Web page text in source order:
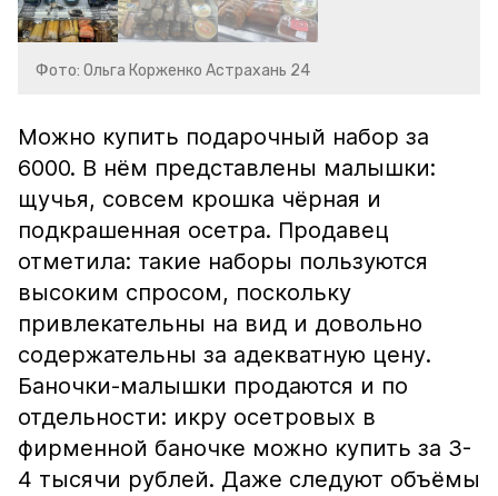
Фото: Ольга Корженко Астрахань 24
Можно купить подарочный набор за
6000. В нём представлены малышки:
щучья, совсем крошка чёрная и
подкрашенная осетра. Продавец
отметила: такие наборы пользуются
высоким спросом, поскольку
привлекательны на вид и довольно
содержательны за адекватную цену.
Баночки-малышки продаются и по
отдельности: икру осетровых в
фирменной баночке можно купить за 3-
4 тысячи рублей. Даже следуют объёмы